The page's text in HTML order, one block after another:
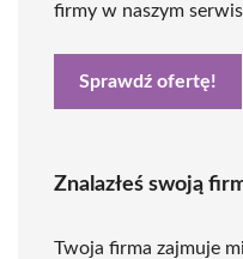
firmy w naszym
Sprawdź ofertę!
Znalazłeś swoją
Twoja firma zajmuje